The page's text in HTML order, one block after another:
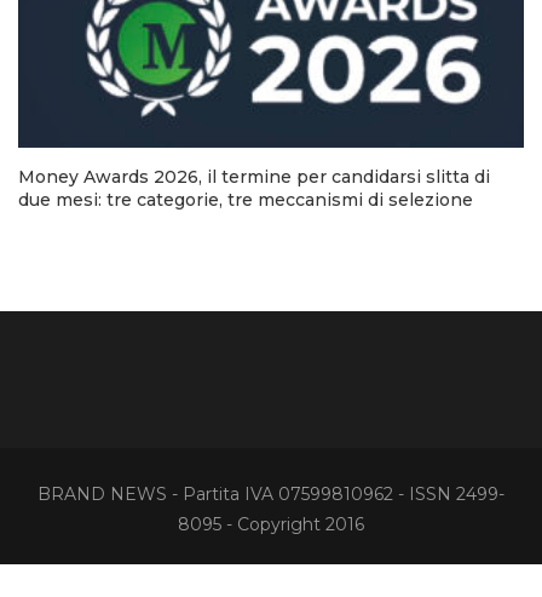
Money Awards 2026, il termine per candidarsi slitta di
due mesi: tre categorie, tre meccanismi di selezione
BRAND NEWS - Partita IVA 07599810962 - ISSN 2499-
8095 - Copyright 2016